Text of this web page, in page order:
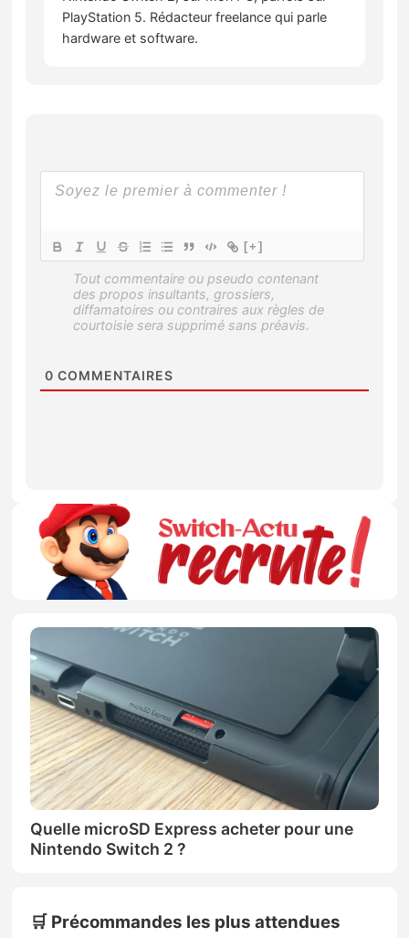
PlayStation 5. Rédacteur freelance qui parle
hardware et software.
[+]
0 COMMENTAIRES
Quelle microSD Express acheter pour une
Nintendo Switch 2 ?
🛒 Précommandes les plus attendues